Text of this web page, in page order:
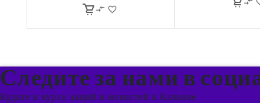
Следите за нами в
Будьте в курсе акций и новостей в Кальяне